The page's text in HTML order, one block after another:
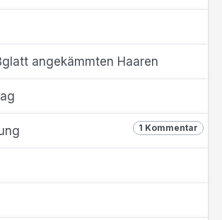
angekämmten Haaren
1 Kommentar